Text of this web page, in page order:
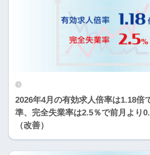
2026年4月の有効求人倍率は1.18倍
準、完全失業率は2.5％で前月より
（改善）